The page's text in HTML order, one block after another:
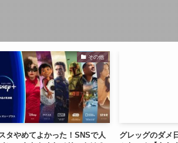
その他
タやめてよかった！SNSで人
グレッグのダメ